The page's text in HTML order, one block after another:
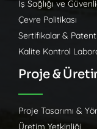
İş Sağlığı ve
Çevre Politikası
Sertifikalar &
Kalite Kontrol
Proje &
Proje Tasarımı &
Üretim Yetkinliği